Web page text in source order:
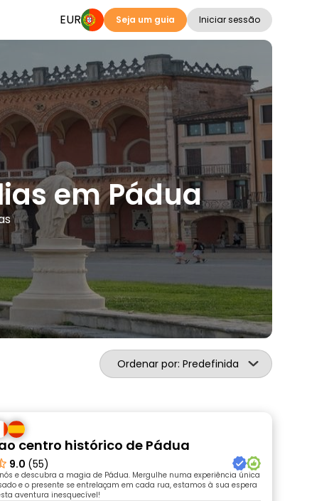
EUR Seja um guia Iniciar sessão
em Pádua
Ordenar por: Predefinida
centro histórico de Pádua
9.0 (55)
e descubra a magia de Pádua. Mergulhe numa experiência única
e o presente se entrelaçam em cada rua, estamos à sua espera
aventura inesquecível!